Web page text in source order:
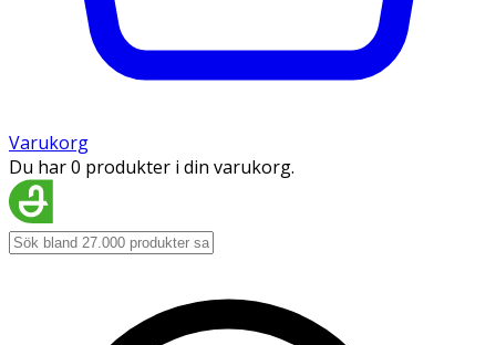
Varukorg
Du har 0 produkter i din varukorg.